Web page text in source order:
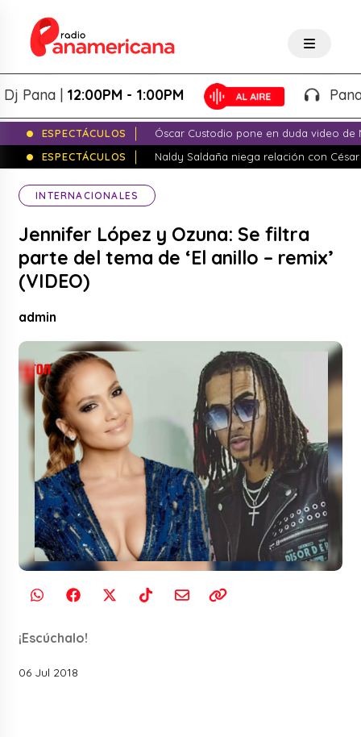
|12:00PM - 1:00PM
ESPECTÁCULOS
Óscar Custodio pone en duda video de
ESPECTÁCULOS
Naldy Saldaña niega relación con
INTERNACIONALES
Jennifer López y Ozuna: Se filtra
parte del tema de ‘El anillo – remix’
(VIDEO)
admin
¡Escúchalo!
06 Jul 2018